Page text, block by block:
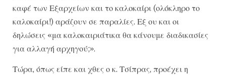
καφέ των Εξαρχείων και το καλοκαίρι (ολόκληρο το
καλοκαίρι!) αράζουν σε παραλίες. Εξ ου και οι
δηλώσεις «μα καλοκαιριάτικα θα κάνουμε διαδικασίες
για αλλαγή αρχηγού;».
Τώρα, όπως είπε και χθες ο κ. Τσίπρας, προέχει η